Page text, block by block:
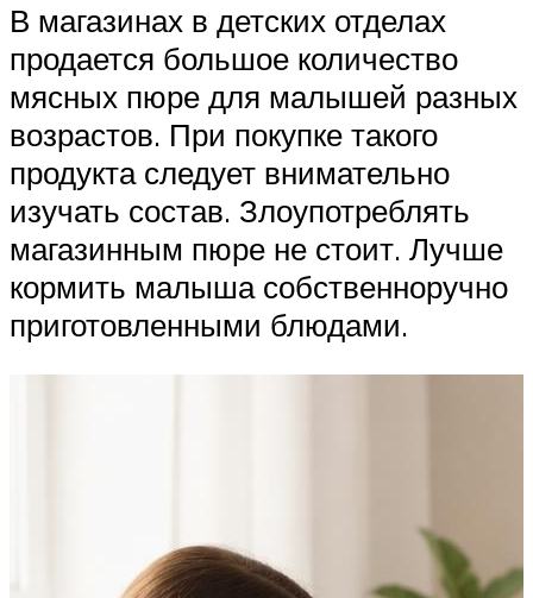
В магазинах в детских отделах
продается большое количество
мясных пюре для малышей разных
возрастов. При покупке такого
продукта следует внимательно
изучать состав. Злоупотреблять
магазинным пюре не стоит. Лучше
кормить малыша собственноручно
приготовленными блюдами.